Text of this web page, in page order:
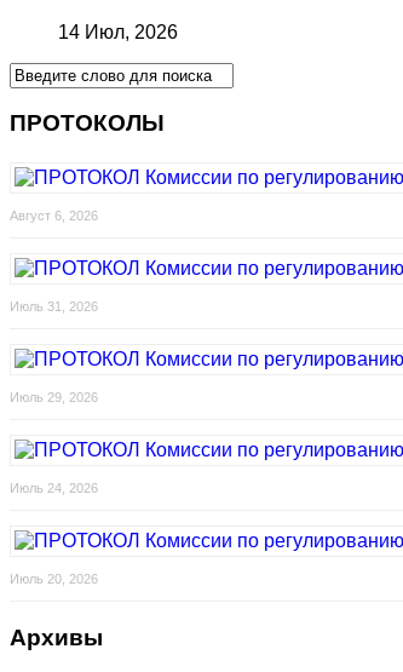
14 Июл, 2026
ПРОТОКОЛЫ
Август 6, 2026
Июль 31, 2026
Июль 29, 2026
Июль 24, 2026
Июль 20, 2026
Архивы